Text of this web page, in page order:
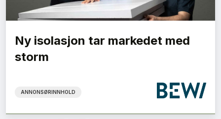
Byggenæringens Klimakonferanse 2026
Ny isolasjon tar markedet med
storm
ANNONSØRINNHOLD